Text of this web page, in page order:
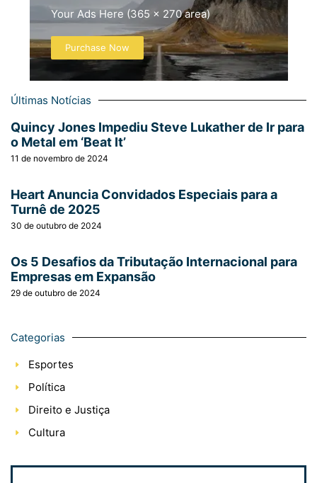
Your Ads Here (365 x 270 area)
Purchase Now
Últimas Notícias
Quincy Jones Impediu Steve Lukather de Ir para
o Metal em ‘Beat It’
11 de novembro de 2024
Heart Anuncia Convidados Especiais para a
Turnê de 2025
30 de outubro de 2024
Os 5 Desafios da Tributação Internacional para
Empresas em Expansão
29 de outubro de 2024
Categorias
Esportes
Política
Direito e Justiça
Cultura